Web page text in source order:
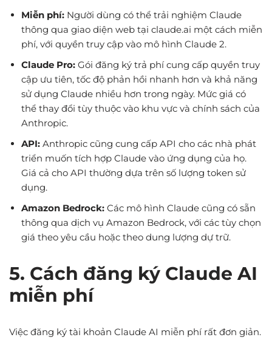
Miễn phí: Người dùng có thể trải nghiệm Claude
thông qua giao diện web tại claude.ai một cách miễn
phí, với quyền truy cập vào mô hình Claude 2.
Claude Pro: Gói đăng ký trả phí cung cấp quyền truy
cập ưu tiên, tốc độ phản hồi nhanh hơn và khả năng
sử dụng Claude nhiều hơn trong ngày. Mức giá có
thể thay đổi tùy thuộc vào khu vực và chính sách của
Anthropic.
API: Anthropic cũng cung cấp API cho các nhà phát
triển muốn tích hợp Claude vào ứng dụng của họ.
Giá cả cho API thường dựa trên số lượng token sử
dụng.
Amazon Bedrock: Các mô hình Claude cũng có sẵn
thông qua dịch vụ Amazon Bedrock, với các tùy chọn
giá theo yêu cầu hoặc theo dung lượng dự trữ.
5. Cách đăng ký Claude AI
miễn phí
Việc đăng ký tài khoản Claude AI miễn phí rất đơn giản.